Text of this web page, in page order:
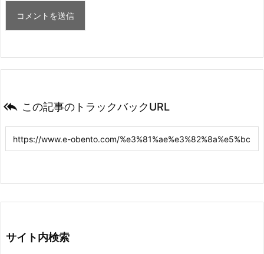
 この記事のトラックバックURL
サイト内検索